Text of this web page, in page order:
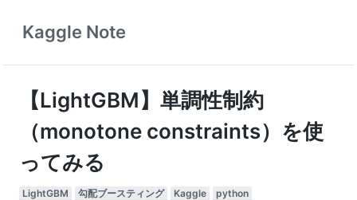
Kaggle Note
【LightGBM】単調性制約
（monotone constraints）を使
ってみる
LightGBM 勾配ブースティング Kaggle python